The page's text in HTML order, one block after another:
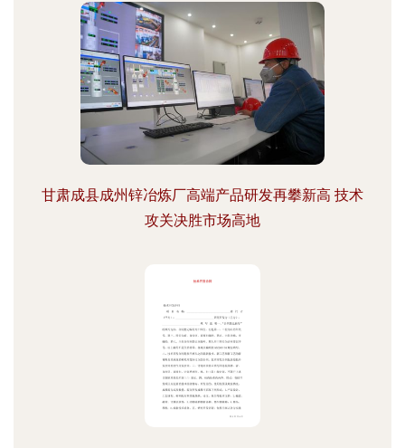
甘肃成县成州锌冶炼厂高端产品研发再攀新高 技术
攻关决胜市场高地